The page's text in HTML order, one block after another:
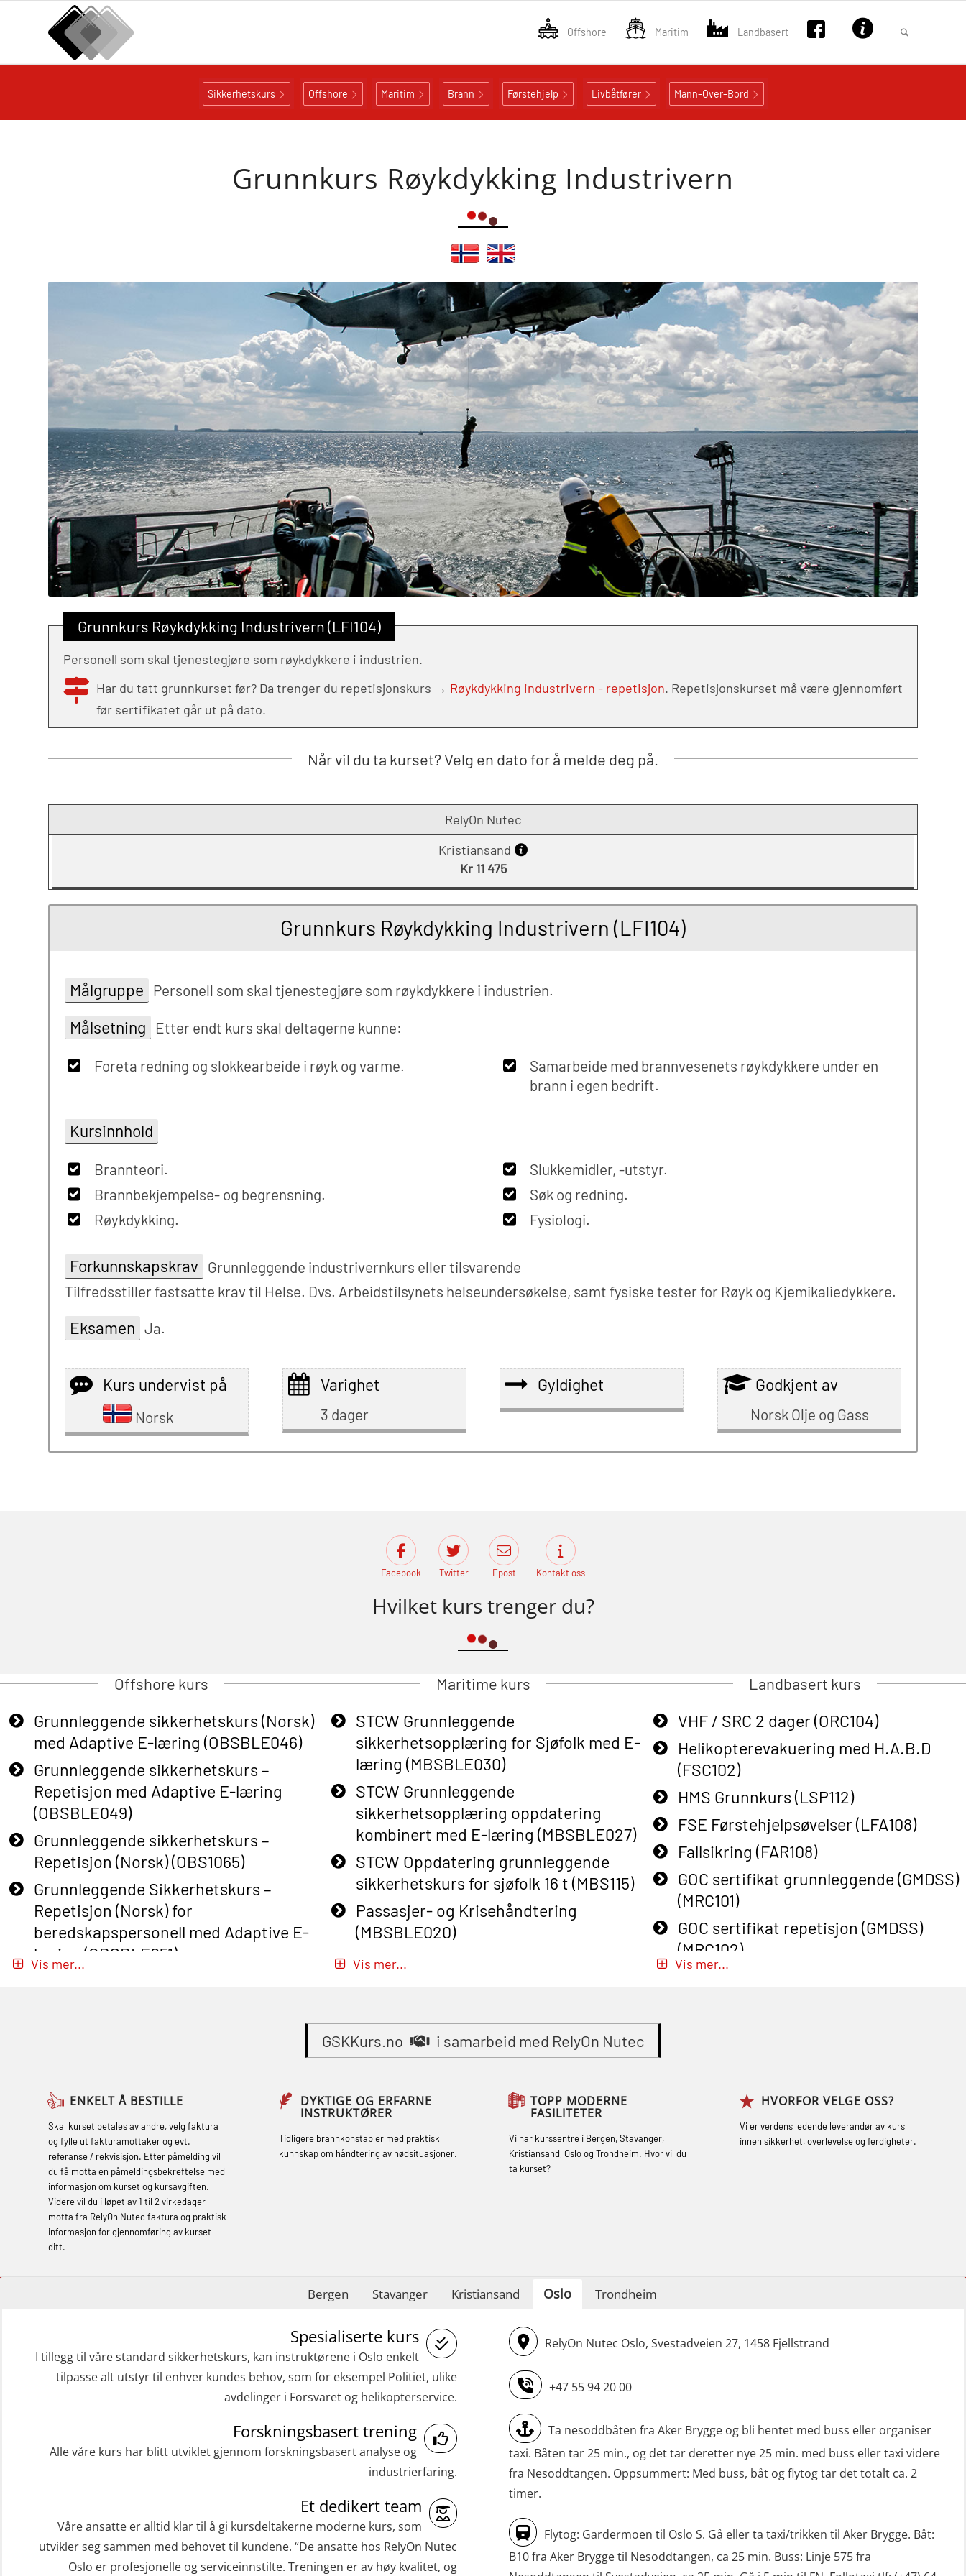
Offshore Maritim Landbasert
Sikkerhetskurs Offshore Maritim Brann Førstehjelp Livbåtfører Mann-Over-Bord
Grunnkurs Røykdykking Industrivern
Grunnkurs Røykdykking Industrivern (LFI104)
Personell som skal tjenestegjøre som røykdykkere i industrien.
Har du tatt grunnkurset før? Da trenger du repetisjonskurs → Røykdykking industrivern - repetisjon. Repetisjonskurset må være gjennomført
før sertifikatet går ut på dato.
Når vil du ta kurset? Velg en dato for å melde deg på.
RelyOn Nutec
Kristiansand
Kr 11 475
Grunnkurs Røykdykking Industrivern (LFI104)
Målgruppe Personell som skal tjenestegjøre som røykdykkere i industrien.
Målsetning Etter endt kurs skal deltagerne kunne:
Foreta redning og slokkearbeide i røyk og varme.
Samarbeide med brannvesenets røykdykkere under en
brann i egen bedrift.
Kursinnhold
Brannteori.
Brannbekjempelse- og begrensning.
Røykdykking.
Slukkemidler, -utstyr.
Søk og redning.
Fysiologi.
Forkunnskapskrav Grunnleggende industrivernkurs eller tilsvarende
Tilfredsstiller fastsatte krav til Helse. Dvs. Arbeidstilsynets helseundersøkelse, samt fysiske tester for Røyk og Kjemikaliedykkere.
Eksamen Ja.
Kurs undervist på
Norsk
Varighet
3 dager
Gyldighet Godkjent av
Norsk Olje og Gass
Facebook Twitter Epost Kontakt oss
Hvilket kurs trenger du?
Offshore kurs
Grunnleggende sikkerhetskurs (Norsk)
med Adaptive E-læring (OBSBLE046)
Grunnleggende sikkerhetskurs –
Repetisjon med Adaptive E-læring
(OBSBLE049)
Grunnleggende sikkerhetskurs –
Repetisjon (Norsk) (OBS1065)
Grunnleggende Sikkerhetskurs –
Repetisjon (Norsk) for
beredskapspersonell med Adaptive E-
læring (OBSBLE051)
Basic Safety Training – Refresher
Course (English) (OBS1063)
Basic Safety Training – Refresher
Course (English) for emergency
response personnel with Adaptive E-
learning (OBSBLE050)
Helikopterevakuering inkl pustelunge
Additional Basic Safety Training for the
Norwegian Sector (OBS117)
Grunnleggende Sikkerhetskurs – Rep.
for helikoptermannskap inkl. HABD
(FSC122)
for sjøfolk (MBS325)
Basic Safety Training (English)
(OBS1052)
Vis mer...
Maritime kurs
STCW Grunnleggende
sikkerhetsopplæring for Sjøfolk med E-
læring (MBSBLE030)
STCW Grunnleggende
sikkerhetsopplæring oppdatering
kombinert med E-læring (MBSBLE027)
STCW Oppdatering grunnleggende
sikkerhetskurs for sjøfolk 16 t (MBS115)
Passasjer- og Krisehåndtering
(MBSBLE020)
Passasjer- og Krisehåndtering
sikkerhetsopplæring for fiskere
(MBSBLE031)
sikkerhetsopplæring for fiskere
oppdatering (MBSBLE032)
STCW Sikkerhetsopplæring for mindre
STCW Oppdatering videregående
(MBSBLE024)
STCW Oppdatering videregående
sikkerhetskurs for offiserer og
Medisinsk behandling – Kombi
(MBSBLE021)
STCW kombi oppdatering offiserer og
med.behandling (MBS134)
STCW Kombi Oppdatering Offiserer og
Medisinsk Behandling med Webinar
(MBS1341)
Vis mer...
Landbasert kurs
VHF / SRC 2 dager (ORC104)
Helikopterevakuering med H.A.B.D
(FSC102)
HMS Grunnkurs (LSP112)
FSE Førstehjelpsøvelser (LFA108)
Fallsikring (FAR108)
GOC sertifikat grunnleggende (GMDSS)
(MRC101)
GOC sertifikat repetisjon (GMDSS)
(MRC102)
Grunnkurs Røykdykking Industrivern
Helikopterevakuering med HABD, inkl.
Vis mer...
GSKKurs.no i samarbeid med RelyOn Nutec
ENKELT Å BESTILLE
Skal kurset betales av andre, velg faktura
og fylle ut fakturamottaker og evt.
referanse / rekvisisjon. Etter påmelding vil
du få motta en påmeldingsbekreftelse med
informasjon om kurset og kursavgiften.
Videre vil du i løpet av 1 til 2 virkedager
motta fra RelyOn Nutec faktura og praktisk
informasjon for gjennomføring av kurset
ditt.
DYKTIGE OG ERFARNE
INSTRUKTØRER
Tidligere brannkonstabler med praktisk
kunnskap om håndtering av nødsituasjoner.
TOPP MODERNE
FASILITETER
Vi har kurssentre i Bergen, Stavanger,
Kristiansand, Oslo og Trondheim. Hvor vil du
ta kurset?
HVORFOR VELGE OSS?
Vi er verdens ledende leverandør av kurs
innen sikkerhet, overlevelse og ferdigheter.
Bergen Stavanger Kristiansand Oslo Trondheim
Spesialiserte kurs
I tillegg til våre standard sikkerhetskurs, kan instruktørene i Oslo enkelt
tilpasse alt utstyr til enhver kundes behov, som for eksempel Politiet, ulike
avdelinger i Forsvaret og helikopterservice.
Forskningsbasert trening
Alle våre kurs har blitt utviklet gjennom forskningsbasert analyse og
industrierfaring.
Et dedikert team
Våre ansatte er alltid klar til å gi kursdeltakerne moderne kurs, som
utvikler seg sammen med behovet til kundene. “De ansatte hos RelyOn Nutec
Oslo er profesjonelle og serviceinnstilte. Treningen er av høy kvalitet, og
RelyOn Nutec Oslo, Svestadveien 27, 1458 Fjellstrand
+47 55 94 20 00
Ta nesoddbåten fra Aker Brygge og bli hentet med buss eller organiser
taxi. Båten tar 25 min., og det tar deretter nye 25 min. med buss eller taxi videre
fra Nesoddtangen. Oppsummert: Med buss, båt og flytog tar det totalt ca. 2
timer.
Flytog: Gardermoen til Oslo S. Gå eller ta taxi/trikken til Aker Brygge. Båt:
B10 fra Aker Brygge til Nesoddtangen, ca 25 min. Buss: Linje 575 fra